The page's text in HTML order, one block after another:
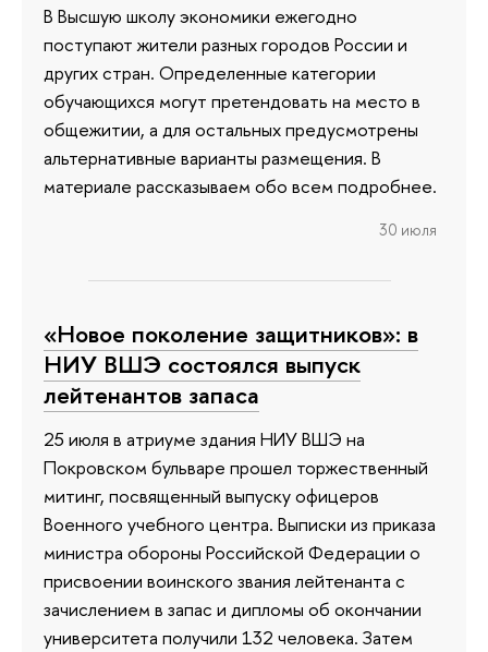
В Высшую школу экономики ежегодно
поступают жители разных городов России и
других стран. Определенные категории
обучающихся могут претендовать на место в
общежитии, а для остальных предусмотрены
альтернативные варианты размещения. В
материале рассказываем обо всем подробнее.
30 июля
«Новое поколение защитников»: в
НИУ ВШЭ состоялся выпуск
лейтенантов запаса
25 июля в атриуме здания НИУ ВШЭ на
Покровском бульваре прошел торжественный
митинг, посвященный выпуску офицеров
Военного учебного центра. Выписки из приказа
министра обороны Российской Федерации о
присвоении воинского звания лейтенанта с
зачислением в запас и дипломы об окончании
университета получили 132 человека. Затем